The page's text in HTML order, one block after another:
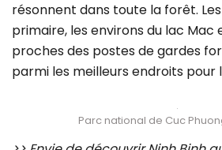
résonnent dans toute la forêt.
primaire, les environs du lac Mac
proches des postes de gardes
parmi les meilleurs endroits pour
Parc national de Cuc